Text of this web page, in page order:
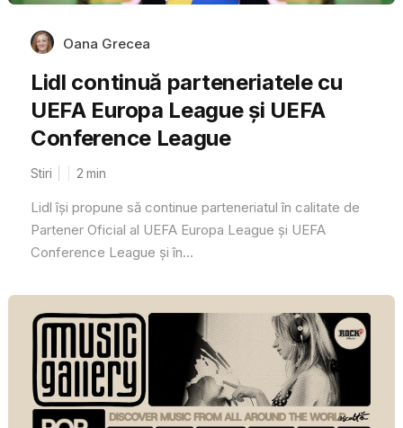
Oana Grecea
Lidl continuă parteneriatele cu
UEFA Europa League și UEFA
Conference League
Stiri 2 min
Lidl își propune să continue parteneriatul în calitate de
Partener Oficial al UEFA Europa League și UEFA
Conference League și în...